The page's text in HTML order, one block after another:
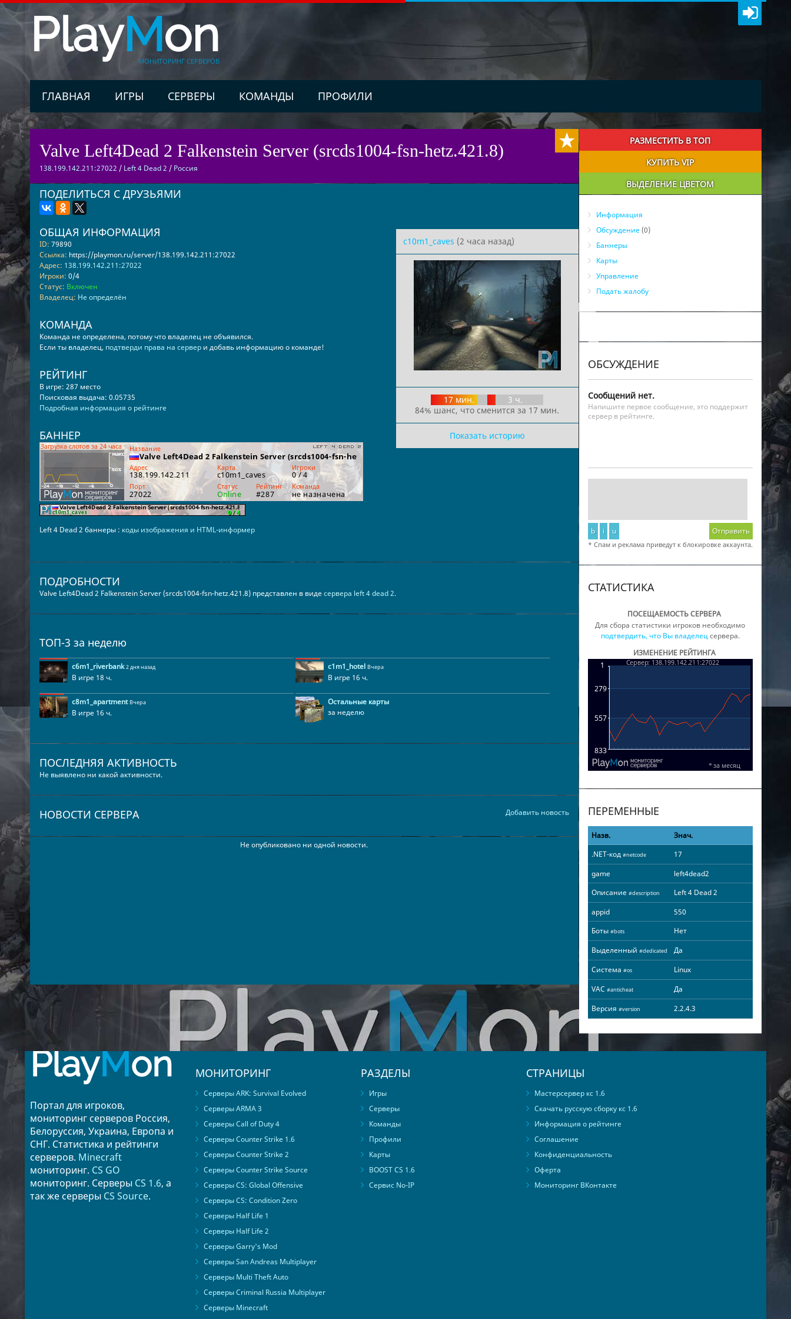
PlayMon
МОНИТОРИНГ СЕРВЕРОВ
ГЛАВНАЯ ИГРЫ СЕРВЕРЫ КОМАНДЫ ПРОФИЛИ
Valve Left4Dead 2 Falkenstein Server (srcds1004-fsn-hetz.421.8)
138.199.142.211:27022 / Left 4 Dead 2 / Россия
ПОДЕЛИТЬСЯ С ДРУЗЬЯМИ
c10m1_caves (2 часа назад)
17 мин.
3 ч.
84% шанс, что сменится за 17 мин.
Показать историю
ОБЩАЯ ИНФОРМАЦИЯ
ID: 79890
Ссылка: https://playmon.ru/server/138.199.142.211:27022
Адрес: 138.199.142.211:27022
Игроки: 0/4
Статус: Включен
Владелец: Не определён
КОМАНДА
Команда не определена, потому что владелец не объявился.
Если ты владелец, подтверди права на сервери добавь информацию о команде!
РЕЙТИНГ
В игре: 287 место
Поисковая выдача: 0.05735
Подробная информация о рейтинге
БАННЕР
Left 4 Dead 2 баннеры : коды изображения и HTML-информер
ПОДРОБНОСТИ
Valve Left4Dead 2 Falkenstein Server (srcds1004-fsn-hetz.421.8) представлен в видесервера left 4 dead 2.
ТОП-3 за неделю
c6m1_riverbank 2 дня назад
В игре 18 ч.
c1m1_hotel Вчера
В игре 16 ч.
c8m1_apartment Вчера
В игре 16 ч.
Остальные карты
за неделю
ПОСЛЕДНЯЯ АКТИВНОСТЬ
Не выявлено ни какой активности.
Добавить новость
НОВОСТИ СЕРВЕРА
Не опубликовано ни одной новости.
РАЗМЕСТИТЬ В ТОП
КУПИТЬ VIP
ВЫДЕЛЕНИЕ ЦВЕТОМ
Информация
Обсуждение(0)
Баннеры
Карты
Управление
Подать жалобу
ОБСУЖДЕНИЕ
Сообщений нет.
Напишите первое сообщение, это поддержит
сервер в рейтинге.
b i u Отправить
* Спам и реклама приведут к блокировке аккаунта.
СТАТИСТИКА
ПОСЕЩАЕМОСТЬ СЕРВЕРА
Для сбора статистики игроков необходимо
подтвердить, что Вы владелецсервера.
ИЗМЕНЕНИЕ РЕЙТИНГА
ПЕРЕМЕННЫЕ
Назв.
Знач.
.NET-код #netcode
17
game
left4dead2
Описание #description
Left 4 Dead 2
appid
550
Боты #bots
Нет
Выделенный #dedicated
Да
Система #os
Linux
VAC #anticheat
Да
Версия #version 2.2.4.3
PlayMon
Портал для игроков,
мониторинг серверов Россия,
Белоруссия, Украина, Европа и
СНГ. Статистика и рейтинги
серверов. Minecraft
мониторинг. CS GO
мониторинг. Серверы CS 1.6, а
так же серверы CS Source.
МОНИТОРИНГ
Серверы ARK: Survival Evolved
Серверы ARMA 3
Серверы Call of Duty 4
Серверы Counter Strike 1.6
Серверы Counter Strike 2
Серверы Counter Strike Source
Серверы CS: Global Offensive
Серверы CS: Condition Zero
Серверы Half Life 1
Серверы Half Life 2
Серверы Garry's Mod
Серверы San Andreas Multiplayer
Серверы Multi Theft Auto
Серверы Criminal Russia Multiplayer
Серверы Minecraft
РАЗДЕЛЫ
Игры
Серверы
Команды
Профили
Карты
BOOST CS 1.6
Сервис No-IP
СТРАНИЦЫ
Мастерсервер кс 1.6
Скачать русскую сборку кс 1.6
Информация о рейтинге
Соглашение
Конфиденциальность
Оферта
Мониторинг ВКонтакте